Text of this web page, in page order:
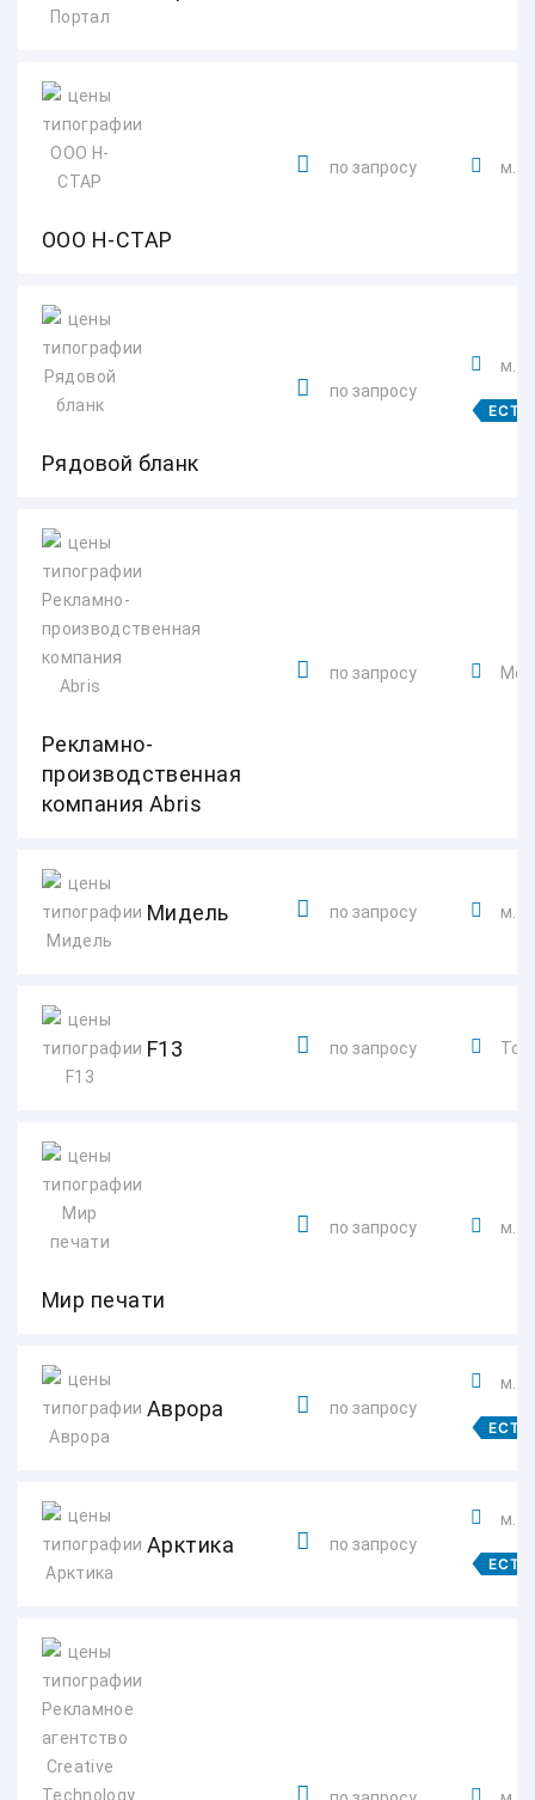
ООО Н-СТАР
по запросу м.
Рядовой бланк
по запросу
м.
Рекламно-
производственная
компания Abris
по запросу
Мидель по запросу м.
F13 по запросу
Мир печати
по запросу м.
Аврора по запросу
м.
Арктика по запросу
м.